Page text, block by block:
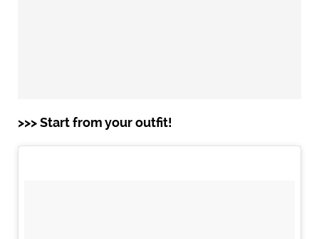
>>> Start from your outfit!